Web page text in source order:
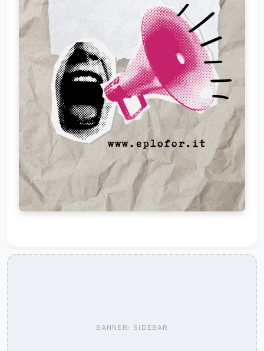
BANNER: SIDEBAR